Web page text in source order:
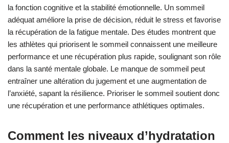
la fonction cognitive et la stabilité émotionnelle. Un sommeil
adéquat améliore la prise de décision, réduit le stress et favorise
la récupération de la fatigue mentale. Des études montrent que
les athlètes qui priorisent le sommeil connaissent une meilleure
performance et une récupération plus rapide, soulignant son rôle
dans la santé mentale globale. Le manque de sommeil peut
entraîner une altération du jugement et une augmentation de
l’anxiété, sapant la résilience. Prioriser le sommeil soutient donc
une récupération et une performance athlétiques optimales.
Comment les niveaux d’hydratation